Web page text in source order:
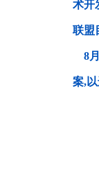
术开
联盟
8月
案,